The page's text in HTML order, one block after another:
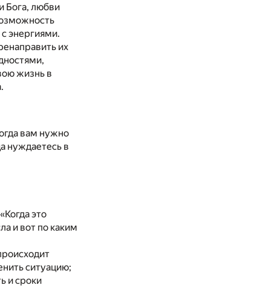
Бога, любви
энергиями.
их
жизнь в
вам нужно
нуждаетесь в
это
и вот по каким
ситуацию;
и сроки